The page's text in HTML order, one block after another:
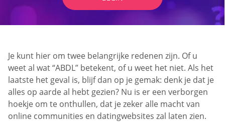
Je kunt hier om twee belangrijke redenen zijn. Of u
weet al wat “ABDL” betekent, of u weet het niet. Als het
laatste het geval is, blijf dan op je gemak: denk je dat je
alles op aarde al hebt gezien? Nu is er een verborgen
hoekje om te onthullen, dat je zeker alle macht van
online communities en datingwebsites zal laten zien.